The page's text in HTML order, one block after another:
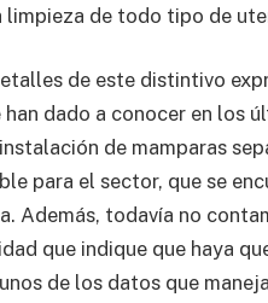
limpieza de todo tipo de
de este distintivo
dado a conocer en los
de mamparas
para el sector, que se
Además, todavía no
que indique que haya
de los datos que